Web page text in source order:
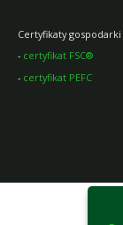
Certyfikaty
- certyfikat FSC®
- certyfikat PEFC